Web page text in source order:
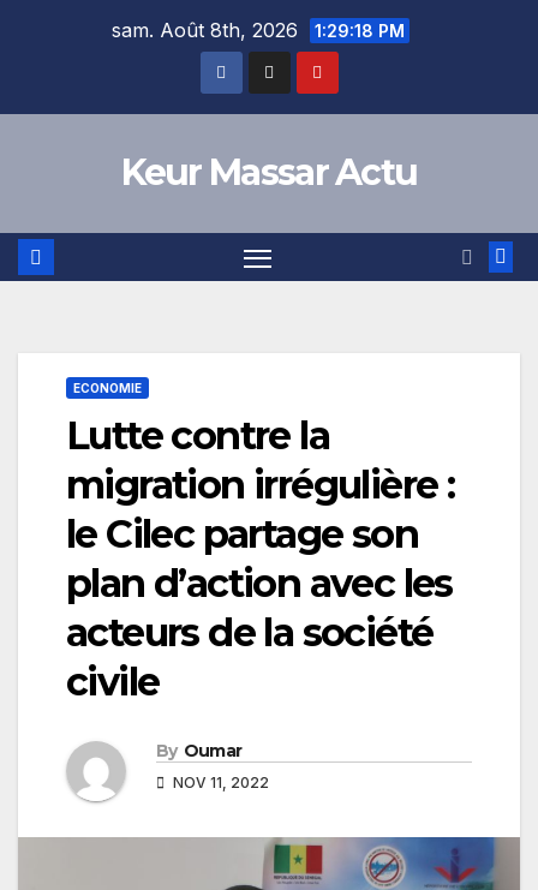
sam. Août 8th, 2026 1:29:19 PM
Keur Massar Actu
ECONOMIE
Lutte contre la
migration irrégulière :
le Cilec partage son
plan d’action avec les
acteurs de la société
civile
By Oumar
NOV 11, 2022